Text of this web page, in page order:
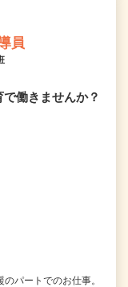
員
働きませんか？
パートでのお仕事。